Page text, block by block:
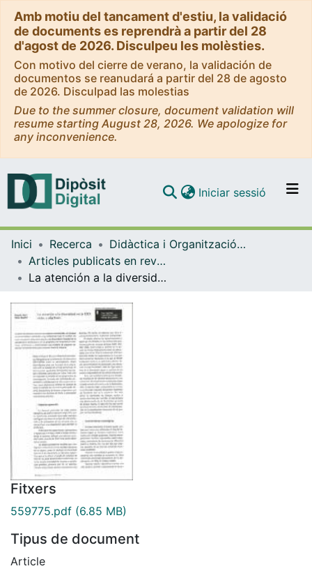
Amb motiu del tancament d'estiu, la validació
de documents es reprendrà a partir del 28
d'agost de 2026. Disculpeu les molèsties.
Con motivo del cierre de verano, la validación de
documentos se reanudará a partir del 28 de agosto
de 2026. Disculpad las molestias
Due to the summer closure, document validation will
resume starting August 28, 2026. We apologize for
any inconvenience.
Navega per tot el DD
Com publicar
Iniciar sessió (current)
Inici Recerca
Didàctica i Organització Educativa
Articles publicats en revistes (Didàctica i Organització Educativa)
La atención a la diversidad en la ESO: retos y objetivos
Fitxers
559775.pdf (6.85 MB)
Tipus de document
Article